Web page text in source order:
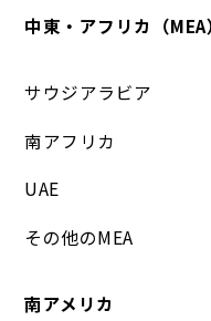
中東・アフリカ（MEA
サウジアラビア
南アフリカ
UAE
その他のMEA
南アメリカ